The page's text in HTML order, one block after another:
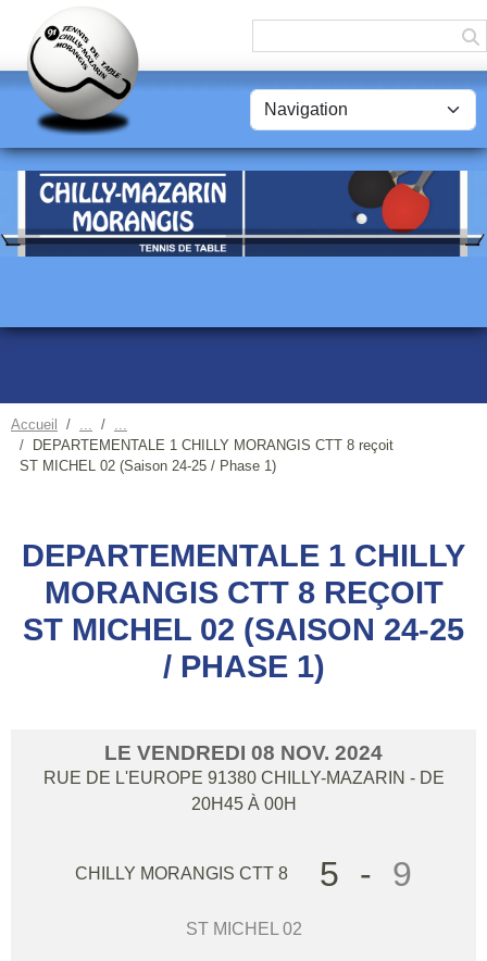
Accueil
DEPARTEMENTALE 1 CHILLY MORANGIS CTT 8 reçoit
ST MICHEL 02 (Saison 24-25 / Phase 1)
DEPARTEMENTALE 1 CHILLY
MORANGIS CTT 8 REÇOIT
ST MICHEL 02 (SAISON 24-25
/ PHASE 1)
LE VENDREDI 08 NOV. 2024
RUE DE L'EUROPE 91380 CHILLY-MAZARIN - DE
20H45 À 00H
CHILLY MORANGIS CTT 8 5 - 9
ST MICHEL 02
Panneau de gestion des cookies